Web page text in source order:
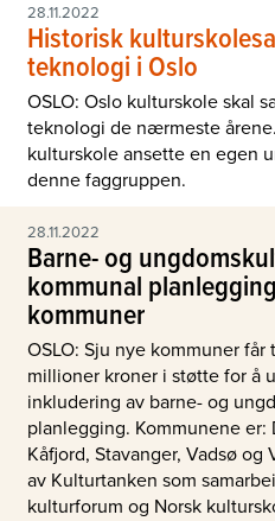
28.11.2022
Historisk
teknologi i Oslo
OSLO: Oslo kulturskole skal
teknologi de nærmeste
kulturskole ansette en egen
denne faggruppen.
28.11.2022
Barne- og
kommunal
kommuner
OSLO: Sju nye kommuner
millioner kroner i støtte for å
inkludering av barne- og
planlegging. Kommunene er:
Kåfjord, Stavanger, Vadsø
av Kulturtanken som
kulturforum og Norsk